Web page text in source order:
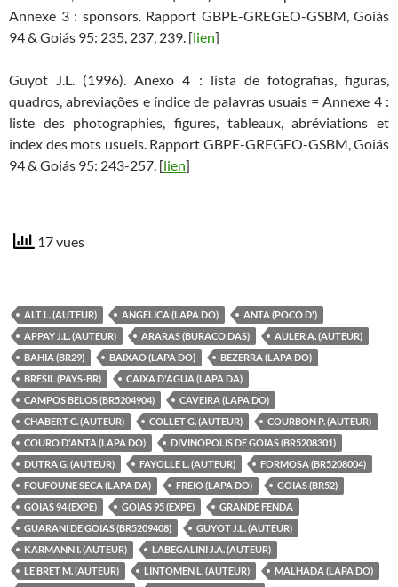
Annexe 3 : sponsors. Rapport GBPE-GREGEO-GSBM, Goiás
94 & Goiás 95: 235, 237, 239. [lien]
Guyot J.L. (1996). Anexo 4 : lista de fotografias, figuras,
quadros, abreviações e índice de palavras usuais = Annexe 4 :
liste des photographies, figures, tableaux, abréviations et
index des mots usuels. Rapport GBPE-GREGEO-GSBM, Goiás
94 & Goiás 95: 243-257. [lien]
17 vues
ALT L. (AUTEUR) ANGELICA (LAPA DO)
ANTA (POCO D')
APPAY J.L. (AUTEUR)
ARARAS (BURACO DAS)
AULER A. (AUTEUR)
BAHIA (BR29)
BAIXAO (LAPA DO)
BEZERRA (LAPA DO)
BRESIL (PAYS-BR)
CAIXA D'AGUA (LAPA DA)
CAMPOS BELOS (BR5204904)
CAVEIRA (LAPA DO)
CHABERT C. (AUTEUR)
COLLET G. (AUTEUR)
COURBON P. (AUTEUR)
COURO D'ANTA (LAPA DO)
DIVINOPOLIS DE GOIAS (BR5208301)
DUTRA G. (AUTEUR)
FAYOLLE L. (AUTEUR)
FORMOSA (BR5208004)
FOUFOUNE SECA (LAPA DA)
FREIO (LAPA DO)
GOIAS (BR52)
GOIAS 94 (EXPE)
GOIAS 95 (EXPE)
GRANDE FENDA
GUARANI DE GOIAS (BR5209408)
GUYOT J.L. (AUTEUR)
KARMANN I. (AUTEUR)
LABEGALINI J.A. (AUTEUR)
LE BRET M. (AUTEUR)
LINTOMEN L. (AUTEUR)
MALHADA (LAPA DO)